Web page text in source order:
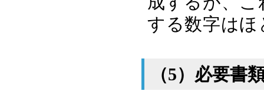
する数字は
（5）必要書